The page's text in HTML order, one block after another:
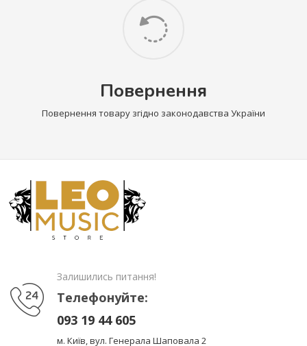
Повернення
Повернення товару згідно законодавства України
Залишились питання!
Телефонуйте:
093 19 44 605
м. Київ, вул. Генерала Шаповала 2